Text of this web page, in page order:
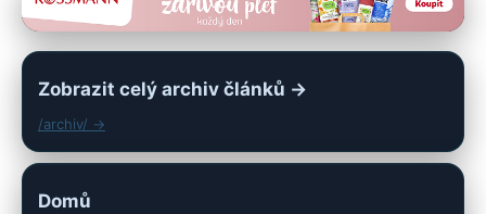
Zobrazit celý archiv článků →
/archiv/ →
Domů